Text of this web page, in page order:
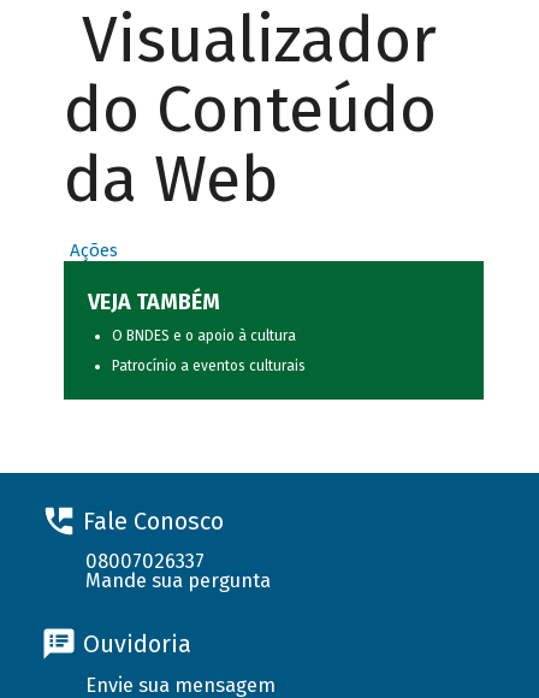
Visualizador
do Conteúdo
da Web
Ações
VEJA TAMBÉM
O BNDES e o apoio à cultura
Patrocínio a eventos culturais
Fale Conosco
08007026337
Mande sua pergunta
Ouvidoria
Envie sua mensagem